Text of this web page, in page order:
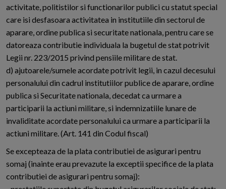
activitate, politistilor si functionarilor publici cu statut special
care isi desfasoara activitatea in institutiile din sectorul de
aparare, ordine publica si securitate nationala, pentru care se
datoreaza contributie individuala la bugetul de stat potrivit
Legii nr. 223/2015 privind pensiile militare de stat.
d) ajutoarele/sumele acordate potrivit legii, in cazul decesului
personalului din cadrul institutiilor publice de aparare, ordine
publica si Securitate nationala, decedat ca urmare a
participarii la actiuni militare, si indemnizatiile lunare de
invaliditate acordate personalului ca urmare a participarii la
actiuni militare. (Art. 141 din Codul fiscal)
Se excepteaza de la plata contributiei de asigurari pentru
somaj (inainte erau prevazute la exceptii specifice de la plata
contributiei de asigurari pentru somaj):